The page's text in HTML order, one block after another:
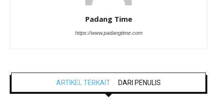
Padang Time
https://www.padangtime.com
ARTIKEL TERKAIT DARI PENULIS